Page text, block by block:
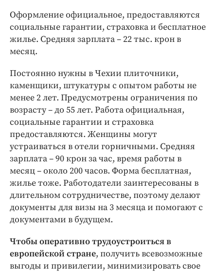
Оформление официальное, предоставляются
социальные гарантии, страховка и бесплатное
жилье. Средняя зарплата – 22 тыс. крон в
месяц.
Постоянно нужны в Чехии плиточники,
каменщики, штукатуры с опытом работы не
менее 2 лет. Предусмотрены ограничения по
возрасту – до 55 лет. Работа официальная,
социальные гарантии и страховка
предоставляются. Женщины могут
устраиваться в отели горничными. Средняя
зарплата – 90 крон за час, время работы в
месяц – около 200 часов. Форма бесплатная,
жилье тоже. Работодатели заинтересованы в
длительном сотрудничестве, поэтому делают
документы для визы на 3 месяца и помогают с
документами в будущем.
Чтобы оперативно трудоустроиться в
европейской стране, получить всевозможные
выгоды и привилегии, минимизировать свое